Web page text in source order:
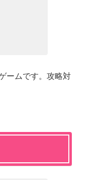
ームです。攻略対